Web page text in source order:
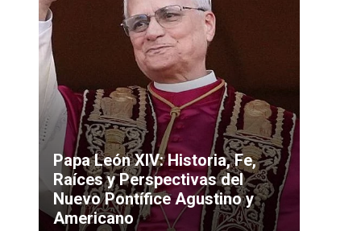
Papa León XIV: Historia, Fe,
Raíces y Perspectivas del
Nuevo Pontífice Agustino y
Americano